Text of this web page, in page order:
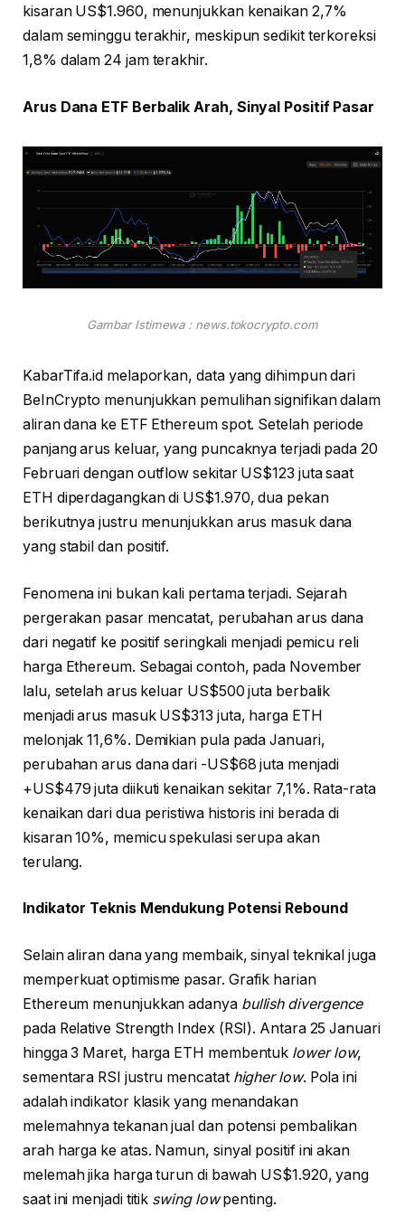
kisaran US$1.960, menunjukkan kenaikan 2,7%
dalam seminggu terakhir, meskipun sedikit terkoreksi
1,8% dalam 24 jam terakhir.
Arus Dana ETF Berbalik Arah, Sinyal Positif Pasar
Gambar Istimewa : news.tokocrypto.com
KabarTifa.id melaporkan, data yang dihimpun dari
BeInCrypto menunjukkan pemulihan signifikan dalam
aliran dana ke ETF Ethereum spot. Setelah periode
panjang arus keluar, yang puncaknya terjadi pada 20
Februari dengan outflow sekitar US$123 juta saat
ETH diperdagangkan di US$1.970, dua pekan
berikutnya justru menunjukkan arus masuk dana
yang stabil dan positif.
Fenomena ini bukan kali pertama terjadi. Sejarah
pergerakan pasar mencatat, perubahan arus dana
dari negatif ke positif seringkali menjadi pemicu reli
harga Ethereum. Sebagai contoh, pada November
lalu, setelah arus keluar US$500 juta berbalik
menjadi arus masuk US$313 juta, harga ETH
melonjak 11,6%. Demikian pula pada Januari,
perubahan arus dana dari -US$68 juta menjadi
+US$479 juta diikuti kenaikan sekitar 7,1%. Rata-rata
kenaikan dari dua peristiwa historis ini berada di
kisaran 10%, memicu spekulasi serupa akan
terulang.
Indikator Teknis Mendukung Potensi Rebound
Selain aliran dana yang membaik, sinyal teknikal juga
memperkuat optimisme pasar. Grafik harian
Ethereum menunjukkan adanya bullish divergence
pada Relative Strength Index (RSI). Antara 25 Januari
hingga 3 Maret, harga ETH membentuk lower low,
sementara RSI justru mencatat higher low. Pola ini
adalah indikator klasik yang menandakan
melemahnya tekanan jual dan potensi pembalikan
arah harga ke atas. Namun, sinyal positif ini akan
melemah jika harga turun di bawah US$1.920, yang
saat ini menjadi titik swing lowpenting.